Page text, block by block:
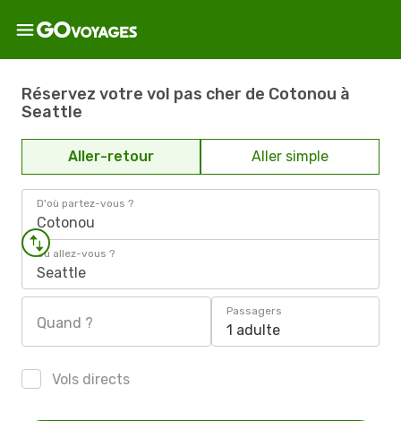
Réservez votre vol pas cher de Cotonou à
Seattle
Aller-retour Aller simple
D'où partez-vous ?
Cotonou
Où allez-vous ?
Seattle
Quand ?
Passagers
1 adulte
Vols directs